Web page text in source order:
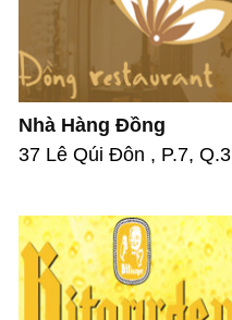
Nhà Hàng Đồng
37 Lê Qúi Đôn , P.7, Q.3